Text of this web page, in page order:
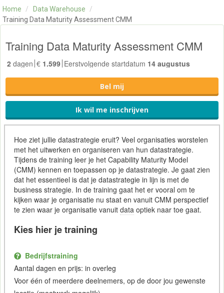
OVER ONS
CONTACT
Home / Data Warehouse
/
Training Data Maturity Assessment CMM
Training Data Maturity Assessment CMM
2 dagen € 1.599 Eerstvolgende startdatum 14 augustus
Bel mij
Ik wil me inschrijven
Hoe ziet jullie datastrategie eruit? Veel organisaties worstelen
met het uitwerken en organiseren van hun datastrategie.
Tijdens de training leer je het Capability Maturity Model
(CMM) kennen en toepassen op je datastrategie. Je gaat zien
dat het essentieel is dat je datastrategie in lijn is met de
business strategie. In de training gaat het er vooral om te
kijken waar je organisatie nu staat en vanuit CMM perspectief
te zien waar je organisatie vanuit data optiek naar toe gaat.
Kies hier je training
Bedrijfstraining
Aantal dagen en prijs: in overleg
Voor één of meerdere deelnemers, op de door jou gewenste